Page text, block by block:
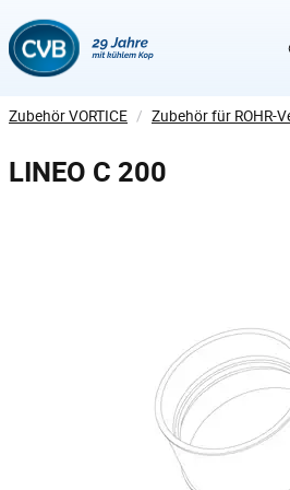
Zubehör VORTICE / Zubehör für ROHR-
LINEO C 200